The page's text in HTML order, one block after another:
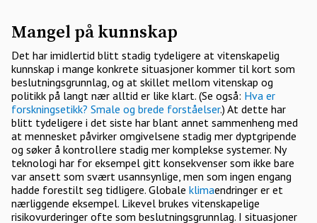
Mangel på kunnskap
Det har imidlertid blitt stadig tydeligere at vitenskapelig
kunnskap i mange konkrete situasjoner kommer til kort som
beslutningsgrunnlag, og at skillet mellom vitenskap og
politikk på langt nær alltid er like klart. (Se også: Hva er
forskningsetikk? Smale og brede forståelser.) At dette har
blitt tydeligere i det siste har blant annet sammenheng med
at mennesket påvirker omgivelsene stadig mer dyptgripende
og søker å kontrollere stadig mer komplekse systemer. Ny
teknologi har for eksempel gitt konsekvenser som ikke bare
var ansett som svært usannsynlige, men som ingen engang
hadde forestilt seg tidligere. Globale klimaendringer er et
nærliggende eksempel. Likevel brukes vitenskapelige
risikovurderinger ofte som beslutningsgrunnlag. I situasjoner